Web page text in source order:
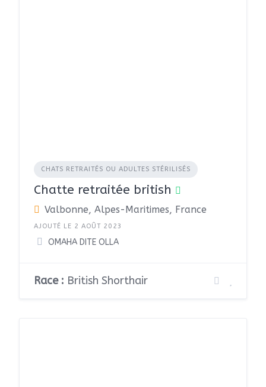
CHATS RETRAITÉS OU ADULTES STÉRILISÉS
Chatte retraitée british
Valbonne, Alpes-Maritimes, France
AJOUTÉ LE 2 AOÛT 2023
OMAHA DITE OLLA
Race : British Shorthair